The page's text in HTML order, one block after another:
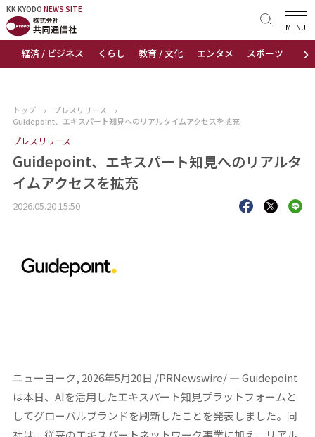
KK KYODO NEWS SITE
›
経済 / ビジネス くらし 教育 / 文化 エンタメ スポーツ 地域
MENU
KK KYODONEWS SITE
トップページ
ニュース
おすすめコンテンツ
出版物
トップ › プレスリリース
›
Guidepoint、エキスパート知見へのリアルタイムアクセスを拡充
プレスリリース
Guidepoint、エキスパート知見へのリアルタ
イムアクセスを拡充
2026.05.20 15:50
ニューヨーク, 2026年5月20日 /PRNewswire/ — Guidepoint
は本日、AIを活用したエキスパート知見プラットフォームと
してグローバルブランドを刷新したことを発表しました。同